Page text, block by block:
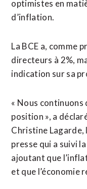
optimistes en
d’inflation.
La BCE a, comme
directeurs à 2%,
indication sur sa
« Nous continuons
position », a
Christine Lagarde,
presse qui a suivi
ajoutant que
et que l’économie